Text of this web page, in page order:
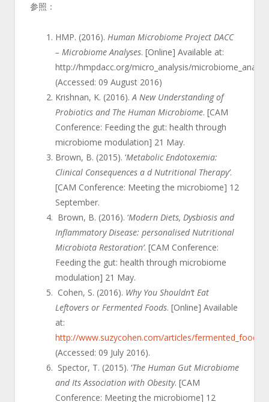
参照：
HMP. (2016). Human Microbiome Project DACC
– Microbiome Analyses. [Online] Available at:
http://hmpdacc.org/micro_analysis/
(Accessed: 09 August 2016)
Krishnan, K. (2016).A New Understanding of
Probiotics and The Human Microbiome. [CAM
Conference: Feeding the gut: health through
microbiome modulation] 21 May.
Brown, B. (2015). ‘Metabolic Endotoxemia:
Clinical Consequences a d Nutritional Therapy’.
[CAM Conference: Meeting the microbiome] 12
September.
Brown, B. (2016). ‘Modern Diets, Dysbiosis and
Inflammatory Disease: personalised Nutritional
Microbiota Restoration’. [CAM Conference:
Feeding the gut: health through microbiome
modulation] 21 May.
Cohen, S. (2016). Why You Shouldn’t Eat
Leftovers or Fermented Foods. [Online] Available
at:
http://www.suzycohen.com/articles/
(Accessed: 09 July 2016).
Spector, T. (2015). ‘The Human Gut Microbiome
and Its Association with Obesity. [CAM
Conference: Meeting the microbiome] 12